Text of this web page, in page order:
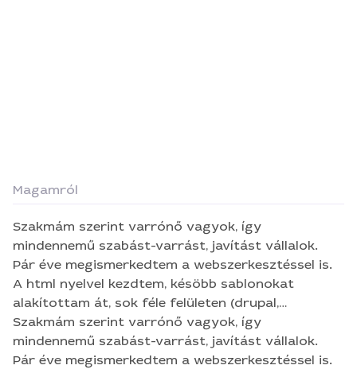
Magamról
Szakmám szerint varrónő vagyok, így
mindennemű szabást-varrást, javítást vállalok.
Pár éve megismerkedtem a webszerkesztéssel is.
A html nyelvel kezdtem, késöbb sablonokat
alakítottam át, sok féle felületen (drupal,
joomla,..stb.) dolgozgattam, kevésbé ismertekkel
is, Idővel leginkább a Wordpress motorja tetszett
meg nagyon, de több motort is ismerek, szívesen
Szakmám szerint varrónő vagyok, így
mindennemű szabást-varrást, javítást vállalok.
Pár éve megismerkedtem a webszerkesztéssel is.